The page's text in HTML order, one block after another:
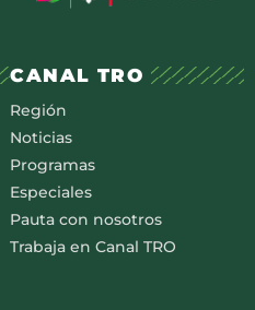
CANAL TRO
Región
Noticias
Programas
Especiales
Pauta con nosotros
Trabaja en Canal TRO